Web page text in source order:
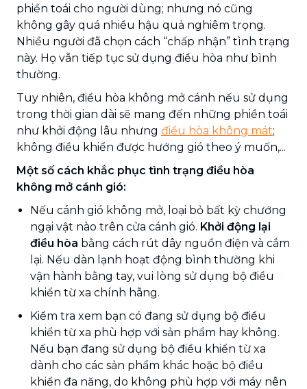
phiền toái cho người dùng; nhưng nó cũng
không gây quá nhiều hậu quả nghiêm trọng.
Nhiều người đã chọn cách “chấp nhận” tình trạng
này. Họ vẫn tiếp tục sử dụng điều hòa như bình
thường.
Tuy nhiên, điều hòa không mở cánh nếu sử dụng
trong thời gian dài sẽ mang đến những phiền toái
như khởi động lâu nhưng điều hòa không mát;
không điều khiển được hướng gió theo ý muốn,...
Một số cách khắc phục tình trạng điều hòa
không mở cánh gió:
Nếu cánh gió không mở, loại bỏ bất kỳ chướng
ngại vật nào trên cửa cánh gió. Khởi động lại
điều hòa bằng cách rút dây nguồn điện và cắm
lại. Nếu dàn lạnh hoạt động bình thường khi
vận hành bằng tay, vui lòng sử dụng bộ điều
khiển từ xa chính hãng.
Kiểm tra xem bạn có đang sử dụng bộ điều
khiển từ xa phù hợp với sản phẩm hay không.
Nếu bạn đang sử dụng bộ điều khiển từ xa
dành cho các sản phẩm khác hoặc bộ điều
khiển đa năng, do không phù hợp với máy nên